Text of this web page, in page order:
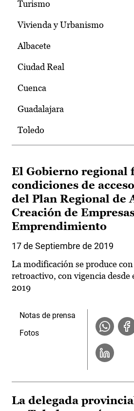
Turismo
Vivienda y Urbanismo
Albacete
Ciudad Real
Cuenca
Guadalajara
Toledo
El Gobierno regional
condiciones de
del Plan Regional de
Creación de
Emprendimiento
17 de Septiembre de 2019
La modificación se produce
retroactivo, con vigencia desde
2019
Notas de prensa
Fotos
La delegada